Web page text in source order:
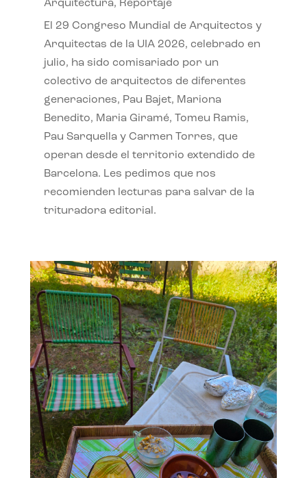
Arquitectura, Reportaje
El 29 Congreso Mundial de Arquitectos y
Arquitectas de la UIA 2026, celebrado en
julio, ha sido comisariado por un
colectivo de arquitectos de diferentes
generaciones, Pau Bajet, Mariona
Benedito, Maria Giramé, Tomeu Ramis,
Pau Sarquella y Carmen Torres, que
operan desde el territorio extendido de
Barcelona. Les pedimos que nos
recomienden lecturas para salvar de la
trituradora editorial.